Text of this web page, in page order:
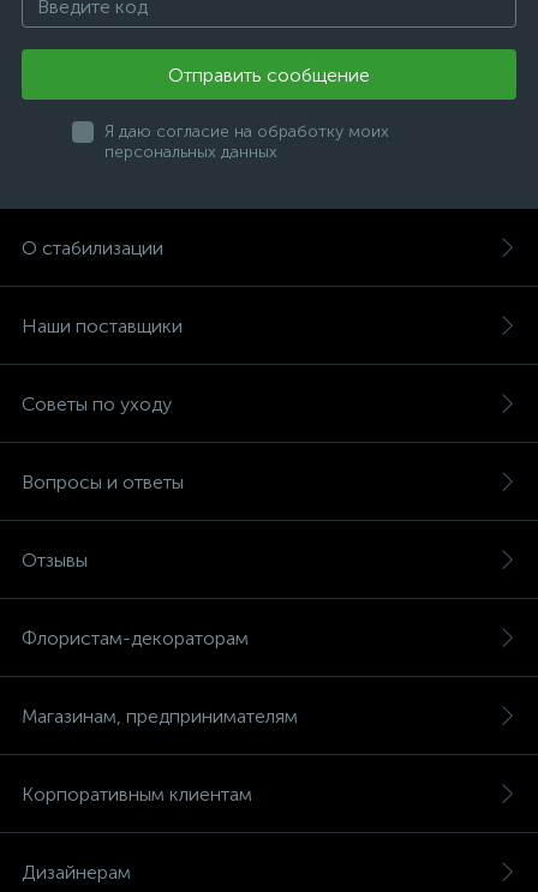
Отправить сообщение
Я даю согласие на обработку моих
персональных данных
О стабилизации
Наши поставщики
Советы по уходу
Вопросы и ответы
Отзывы
Флористам-декораторам
Магазинам, предпринимателям
Корпоративным клиентам
Дизайнерам